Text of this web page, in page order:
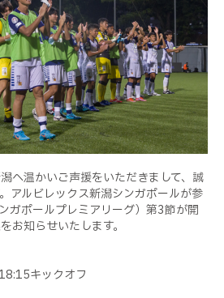
へ温かいご声援をいただきまして、誠
アルビレックス新潟シンガポールが参
ガポールプレミアリーグ）第3節が開
お知らせいたします。
キックオフ